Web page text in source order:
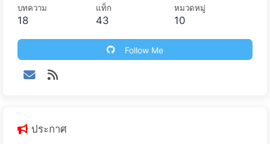
บทความ
18
แท็ก
43
หมวดหมู่
10
Follow Me
ประกาศ